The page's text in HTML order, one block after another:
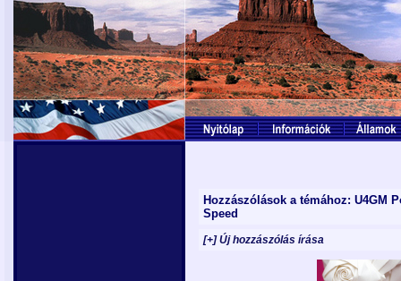
Hozzászólások a témához: U4GM
Speed
[+] Új hozzászólás írása